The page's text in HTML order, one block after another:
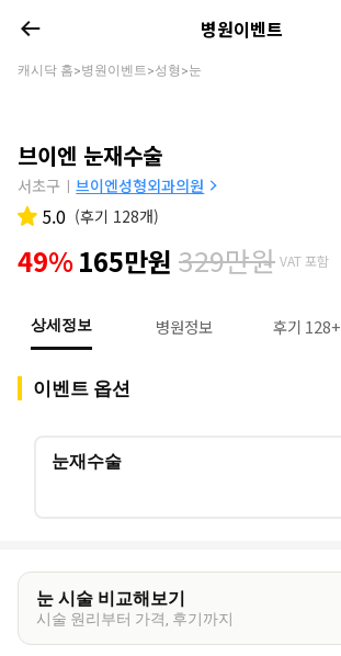
병원이벤트
캐시닥 홈>병원이벤트>성형 >눈
브이엔 눈재수술
서초구 | 브이엔성형외과의원
5.0 (후기 128개)
49%165만원 329만원 VAT 포함
상세정보 병원정보 후기 128+
이벤트 옵션
눈재수술
눈 시술 비교해보기
시술 원리부터 가격, 후기까지